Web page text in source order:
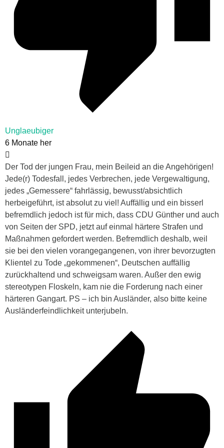
Unglaeubiger
6 Monate her
Der Tod der jungen Frau, mein Beileid an die Angehörigen!
Jede(r) Todesfall, jedes Verbrechen, jede Vergewaltigung,
jedes „Gemessere“ fahrlässig, bewusst/absichtlich
herbeigeführt, ist absolut zu viel! Auffällig und ein bisserl
befremdlich jedoch ist für mich, dass CDU Günther und auch
von Seiten der SPD, jetzt auf einmal härtere Strafen und
Maßnahmen gefordert werden. Befremdlich deshalb, weil
sie bei den vielen vorangegangenen, von ihrer bevorzugten
Klientel zu Tode „gekommenen“, Deutschen auffällig
zurückhaltend und schweigsam waren. Außer den ewig
stereotypen Floskeln, kam nie die Forderung nach einer
härteren Gangart. PS – ich bin Ausländer, also bitte keine
Ausländerfeindlichkeit unterjubeln.